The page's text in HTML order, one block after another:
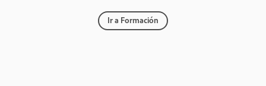
Ir a Formación